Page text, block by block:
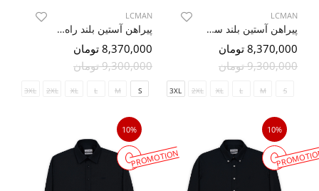
LCMAN
پیراهن آستین بلند سرمه ای ال سی من 80
8,370,000 تومان
9,300,000 تومان
S
M
L
XL
2XL
3XL
LCMAN
پیراهن آستین بلند راه راه سرمه ای ال سی من 81
8,370,000 تومان
9,300,000 تومان
S
M
L
XL
2XL
3XL
10%
10%
PROMOTION